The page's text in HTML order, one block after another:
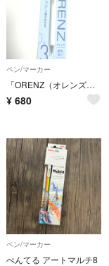
ペン/マーカー
「ORENZ（オレンズ）」0.3mm
¥ 680
ペン/マーカー
ぺんてる アートマルチ8